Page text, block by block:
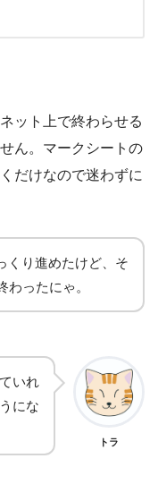
ット上で終わらせる
ん。マークシートの
だけなので迷わずに
くり進めたけど、そ
わったにゃ。
いれ
にな
トラ